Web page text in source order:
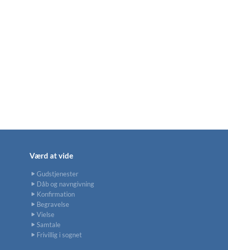
Værd at vide
Gudstjenester
Dåb og navngivning
Konfirmation
Begravelse
Vielse
Samtale
Frivillig i sognet